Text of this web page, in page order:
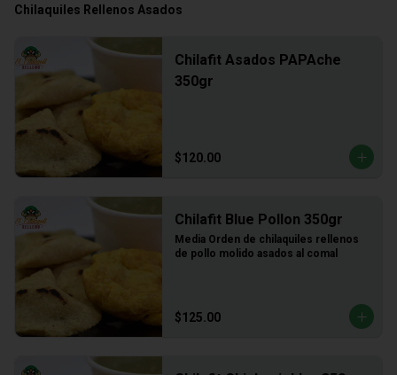
Chilaquiles Rellenos Asados
Chilafit Asados PAPAche
350gr
$120.00
Chilafit Blue Pollon 350gr
Media Orden de chilaquiles rellenos
de pollo molido asados al comal
$125.00